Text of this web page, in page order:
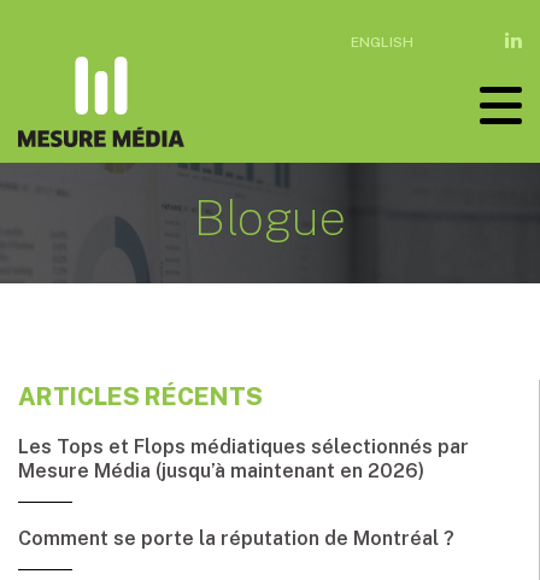
ENGLISH
Blogue
ARTICLES RÉCENTS
Les Tops et Flops médiatiques sélectionnés par
Mesure Média (jusqu’à maintenant en 2026)
Comment se porte la réputation de Montréal ?